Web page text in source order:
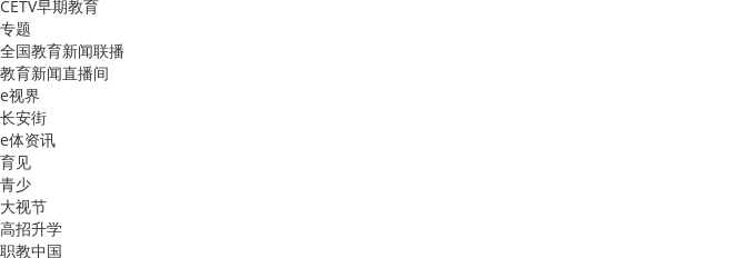
CETV早期教育
专题
全国教育新闻联播
教育新闻直播间
e视界
长安街
e体资讯
育见
青少
大视节
高招升学
职教中国